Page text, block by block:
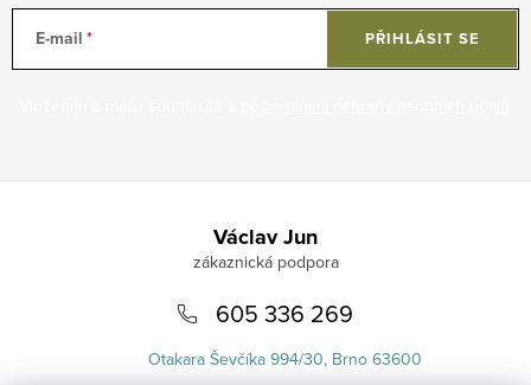
E-mail PŘIHLÁSIT SE
Václav Jun
605 336 269
Otakara Ševčíka 994/30, Brno 63600